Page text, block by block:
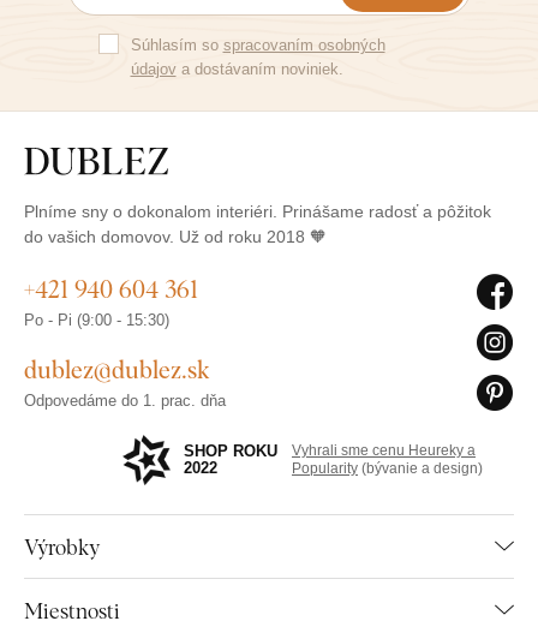
Súhlasím so spracovaním osobných
údajova dostávaním noviniek.
Plníme sny o dokonalom interiéri. Prinášame radosť a pôžitok
do vašich domovov. Už od roku 2018 🧡
Výrobky
Miestnosti
+421 940 604 361
Po - Pi (9:00 - 15:30)
dublez@dublez.sk
Odpovedáme do 1. prac. dňa
SHOP ROKU
2022
Vyhrali sme cenu Heureky a
Popularity (bývanie a design)